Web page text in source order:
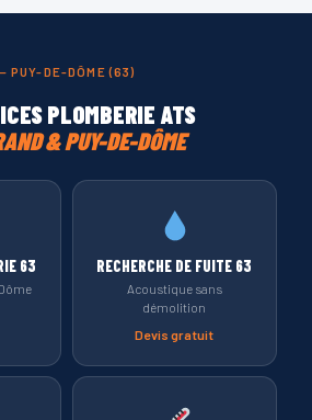
PUY-DE-DÔME (63)
PLOMBERIE ATS
& PUY-DE-DÔME
63 RECHERCHE DE FUITE 63
Acoustique sans
démolition
Devis gratuit